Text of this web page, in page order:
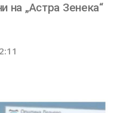
на „Астра Зенека“